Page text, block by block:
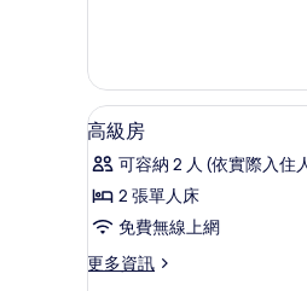
有
相
片
2
間
臥
室
的
詳
顯
示
高
級
的
16
高級房
可容納 2 人 (依實際入住
2 張單人床
免費無線上網
更多資訊
更